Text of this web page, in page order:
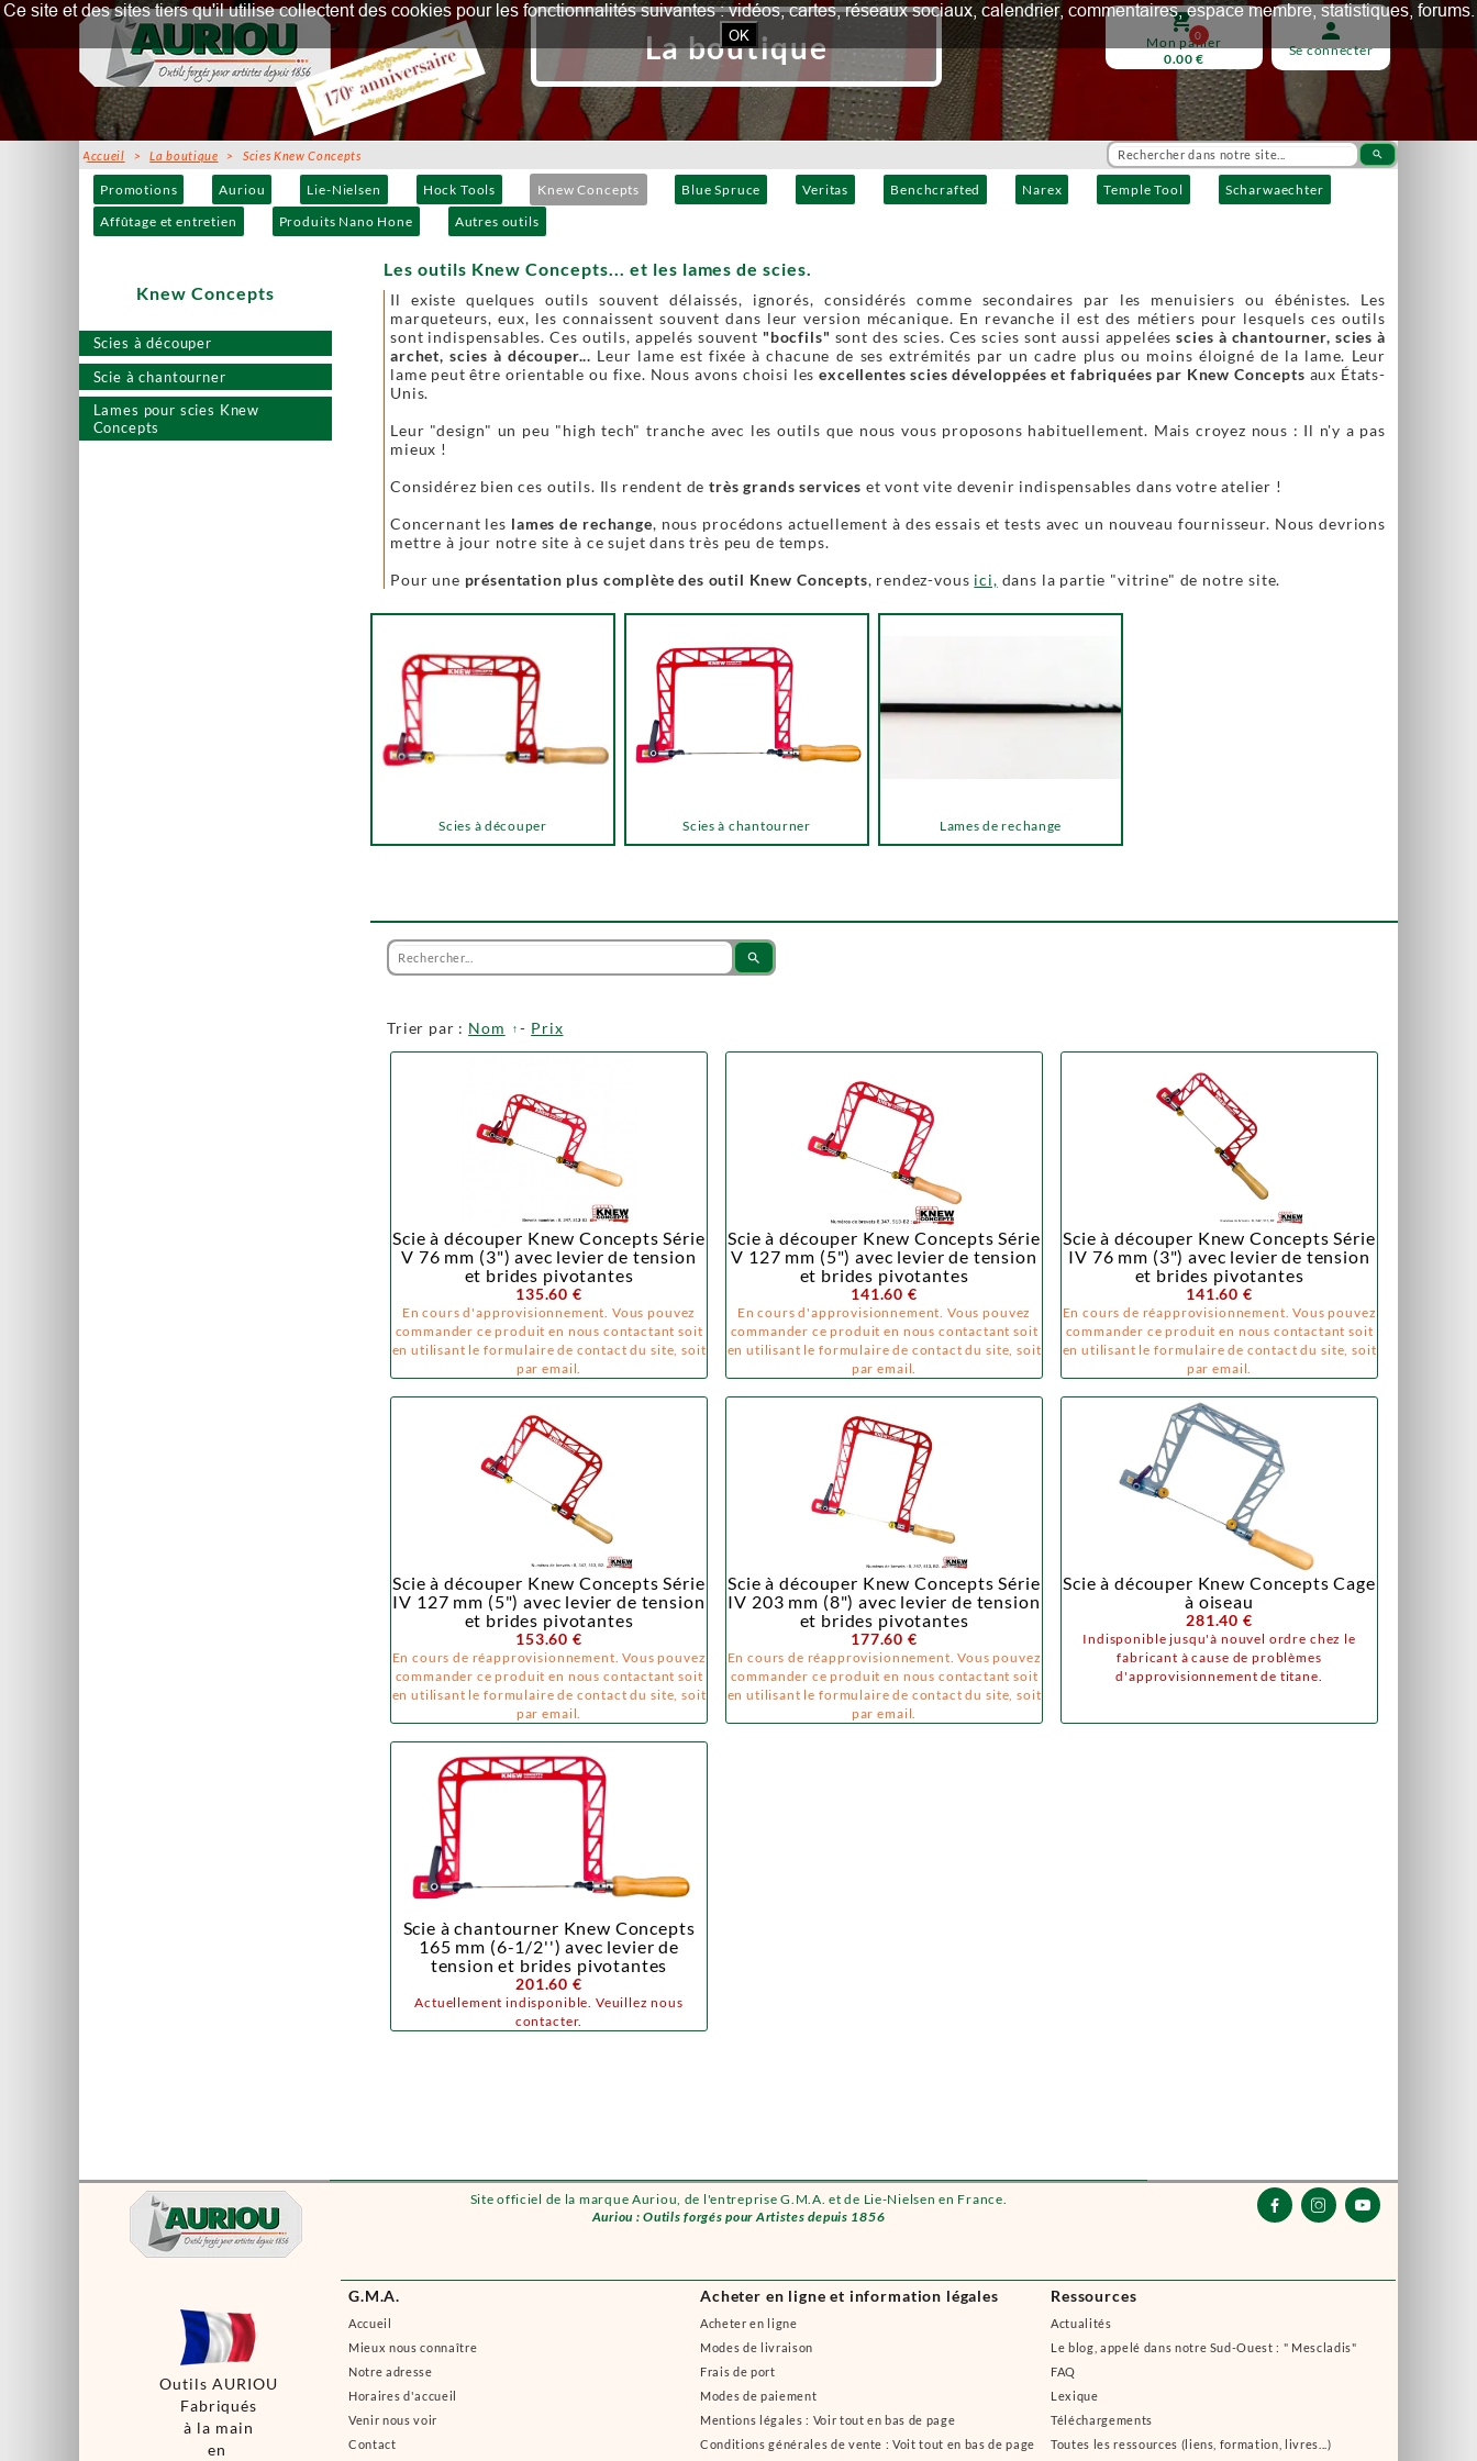
Site officiel de la marque Auriou, de l'entreprise G.M.A. et de Lie-Nielsen en France.
Auriou : Outils forgés pour Artistes depuis 1856
search
Promotions Auriou Lie-Nielsen Hock Tools Knew Concepts Blue Spruce Veritas Benchcrafted Narex Temple Tool
Scharwaechter
Affûtage et entretien
Produits Nano Hone Autres outils
person
Se connecter
shopping_cart
0
Mon panier
0.00 €
Scies à découper
Scie à chantourner
Lames pour scies Knew
Concepts
G.M.A.
Accueil
Mieux nous connaître
Notre adresse
Horaires d'accueil
Venir nous voir
Contact
Acheter en ligne et information légales
Acheter en ligne
Modes de livraison
Frais de port
Modes de paiement
Mentions légales : Voir tout en bas de page
Conditions générales de vente : Voit tout en bas de page
Ressources
Actualités
Le blog, appelé dans notre Sud-Ouest : " Mescladis"
FAQ
Lexique
Téléchargements
Toutes les ressources (liens, formation, livres...)
  
Outils AURIOU
Fabriqués
à la main
en
La boutique
Accueil >La boutique > Scies Knew Concepts
Les outils Knew Concepts... et les lames de scies.
Il existe quelques outils souvent délaissés, ignorés, considérés comme secondaires par les menuisiers ou ébénistes. Les
marqueteurs, eux, les connaissent souvent dans leur version mécanique. En revanche il est des métiers pour lesquels ces outils
sont indispensables. Ces outils, appelés souvent "bocfils" sont des scies. Ces scies sont aussi appeléesscies à chantourner, scies à
archet, scies à découper... Leur lame est fixée à chacune de ses extrémités par un cadre plus ou moins éloigné de la lame. Leur
lame peut être orientable ou fixe. Nous avons choisi lesexcellentes scies développées et fabriquées par Knew Concepts aux États-
Unis.
Leur "design" un peu "high tech" tranche avec les outils que nous vous proposons habituellement. Mais croyez nous : Il n'y a pas
mieux !
Considérez bien ces outils. Ils rendent detrès grands services et vont vite devenir indispensables dans votre atelier !
Concernant les lames de rechange, nous procédons actuellement à des essais et tests avec un nouveau fournisseur. Nous devrions
mettre à jour notre site à ce sujet dans très peu de temps.
Pour une présentation plus complète des outil Knew Concepts, rendez-vous ici, dans la partie "vitrine" de notre site.
Knew Concepts
Scies à découper Lames de rechange
Scies à chantourner
search
Trier par : Nom - Prix
Scie à découper Knew Concepts Série
V 76 mm (3") avec levier de tension
et brides pivotantes
135.60 €
En cours d'approvisionnement. Vous pouvez
commander ce produit en nous contactant soit
en utilisant le formulaire de contact du site, soit
par email.
Scie à découper Knew Concepts Série
V 127 mm (5") avec levier de tension
et brides pivotantes
141.60 €
En cours d'approvisionnement. Vous pouvez
commander ce produit en nous contactant soit
en utilisant le formulaire de contact du site, soit
par email.
Scie à découper Knew Concepts Série
IV 76 mm (3") avec levier de tension
et brides pivotantes
141.60 €
En cours de réapprovisionnement. Vous pouvez
commander ce produit en nous contactant soit
en utilisant le formulaire de contact du site, soit
par email.
Scie à découper Knew Concepts Série
IV 127 mm (5") avec levier de tension
et brides pivotantes
153.60 €
En cours de réapprovisionnement. Vous pouvez
commander ce produit en nous contactant soit
en utilisant le formulaire de contact du site, soit
par email.
Scie à découper Knew Concepts Série
IV 203 mm (8") avec levier de tension
et brides pivotantes
177.60 €
En cours de réapprovisionnement. Vous pouvez
commander ce produit en nous contactant soit
en utilisant le formulaire de contact du site, soit
par email.
Scie à découper Knew Concepts Cage
à oiseau
281.40 €
Indisponible jusqu'à nouvel ordre chez le
fabricant à cause de problèmes
d'approvisionnement de titane.
Scie à chantourner Knew Concepts
165 mm (6-1/2'') avec levier de
tension et brides pivotantes
201.60 €
Actuellement indisponible. Veuillez nous
contacter.
Ce site et des sites tiers qu'il utilise collectent des cookies pour les fonctionnalités suivantes : vidéos, cartes, réseaux sociaux, calendrier, commentaires, espace membre, statistiques, forums.
OK